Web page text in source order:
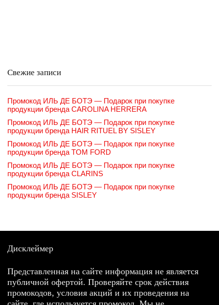
Свежие записи
Промокод ИЛЬ ДЕ БОТЭ — Подарок при покупке
продукции бренда CAROLINA HERRERA
Промокод ИЛЬ ДЕ БОТЭ — Подарок при покупке
продукции бренда HAIR RITUEL BY SISLEY
Промокод ИЛЬ ДЕ БОТЭ — Подарок при покупке
продукции бренда TOM FORD
Промокод ИЛЬ ДЕ БОТЭ — Подарок при покупке
продукции бренда CLARINS
Промокод ИЛЬ ДЕ БОТЭ — Подарок при покупке
продукции бренда SISLEY
Дисклеймер
Представленная на сайте информация не является
публичной офертой. Проверяйте срок действия
промокодов, условия акций и их проведения на